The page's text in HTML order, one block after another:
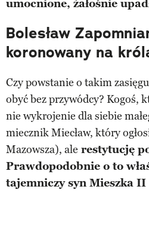
umocnione, żałośnie
Bolesław
koronowany na
Czy powstanie o takim
obyć bez przywódcy? Kogoś,
nie wykrojenie dla siebie
miecznik Miecław, który
Mazowsza), ale restytucję
Prawdopodobnie o to
tajemniczy syn Mieszka II